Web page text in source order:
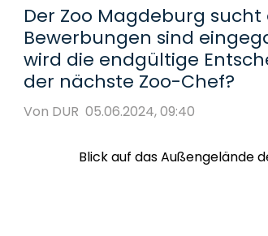
Der Zoo Magdeburg sucht
Bewerbungen sind
wird die endgültige
der nächste Zoo-Chef?
Von DUR 05.06.2024, 09:40